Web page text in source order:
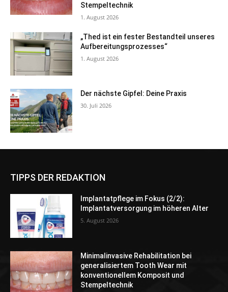
Stempeltechnik
1. August 2026
„Thed ist ein fester Bestandteil unseres
Aufbereitungsprozesses“
1. August 2026
Der nächste Gipfel: Deine Praxis
30. Juli 2026
TIPPS DER REDAKTION
Implantatpflege im Fokus (2/2):
Implantatversorgung im höheren Alter
5. August 2026
Minimalinvasive Rehabilitation bei
generalisiertem Tooth Wear mit
konventionellem Komposit und
Stempeltechnik